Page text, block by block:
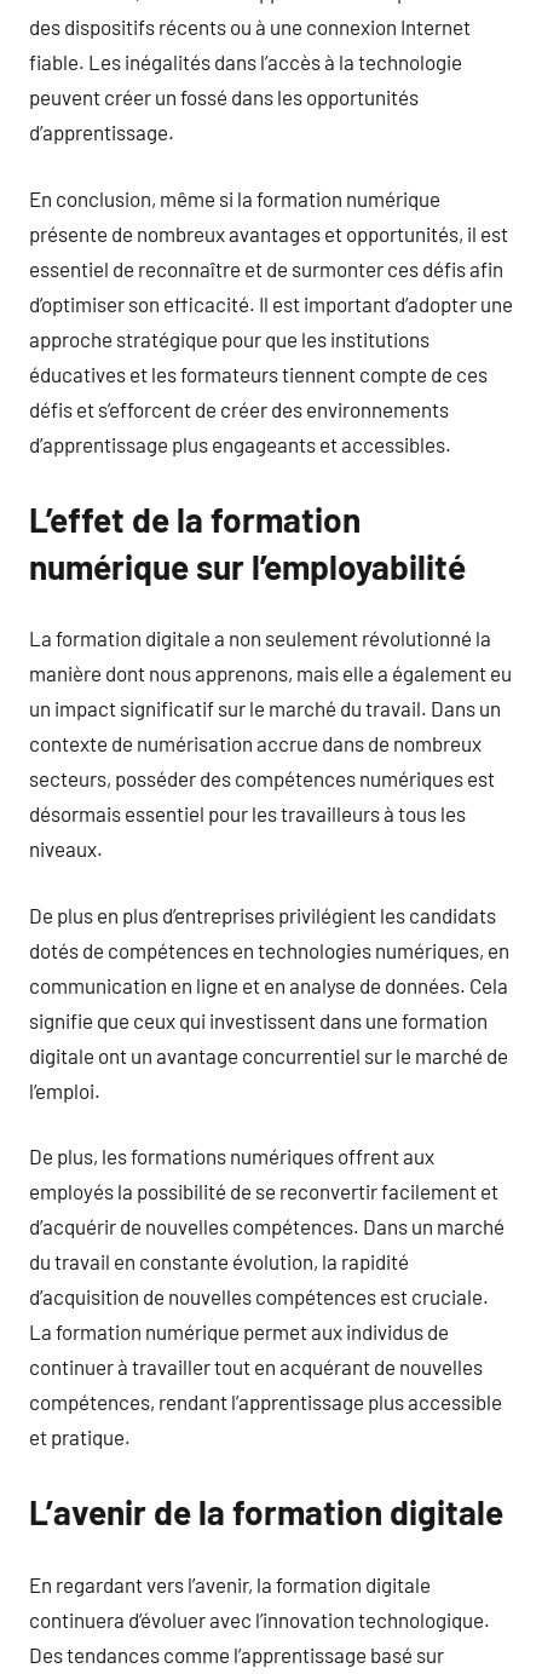
des dispositifs récents ou à une connexion Internet
fiable. Les inégalités dans l’accès à la technologie
peuvent créer un fossé dans les opportunités
d’apprentissage.
En conclusion, même si la formation numérique
présente de nombreux avantages et opportunités, il est
essentiel de reconnaître et de surmonter ces défis afin
d’optimiser son efficacité. Il est important d’adopter une
approche stratégique pour que les institutions
éducatives et les formateurs tiennent compte de ces
défis et s’efforcent de créer des environnements
d’apprentissage plus engageants et accessibles.
L’effet de la formation
numérique sur l’employabilité
La formation digitale a non seulement révolutionné la
manière dont nous apprenons, mais elle a également eu
un impact significatif sur le marché du travail. Dans un
contexte de numérisation accrue dans de nombreux
secteurs, posséder des compétences numériques est
désormais essentiel pour les travailleurs à tous les
niveaux.
De plus en plus d’entreprises privilégient les candidats
dotés de compétences en technologies numériques, en
communication en ligne et en analyse de données. Cela
signifie que ceux qui investissent dans une formation
digitale ont un avantage concurrentiel sur le marché de
l’emploi.
De plus, les formations numériques offrent aux
employés la possibilité de se reconvertir facilement et
d’acquérir de nouvelles compétences. Dans un marché
du travail en constante évolution, la rapidité
d’acquisition de nouvelles compétences est cruciale.
La formation numérique permet aux individus de
continuer à travailler tout en acquérant de nouvelles
compétences, rendant l’apprentissage plus accessible
et pratique.
L’avenir de la formation digitale
En regardant vers l’avenir, la formation digitale
continuera d’évoluer avec l’innovation technologique.
Des tendances comme l’apprentissage basé sur